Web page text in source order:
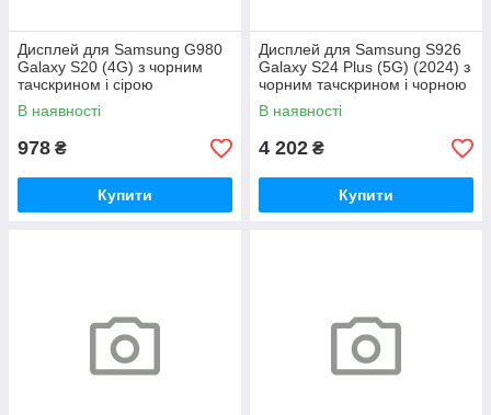
Дисплей для Samsung G980
Galaxy S20 (4G) з чорним
тачскрином і сірою
корпусною рамкою IPS
В наявності
978 ₴
Купити
Дисплей для Samsung S926
Galaxy S24 Plus (5G) (2024) з
чорним тачскрином і чорною
корпусною рамкою GXQC-
Super OLED SOFT Service
В наявності
4 202 ₴
Купити